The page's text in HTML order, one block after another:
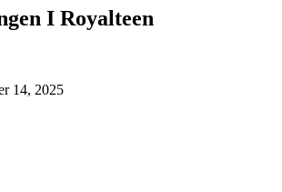
I Royalteen
14, 2025